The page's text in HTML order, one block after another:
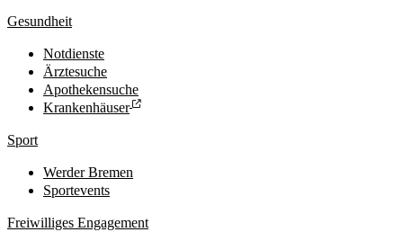
Gesundheit
Notdienste
Ärztesuche
Apothekensuche
Krankenhäuser
Sport
Werder Bremen
Sportevents
Freiwilliges Engagement